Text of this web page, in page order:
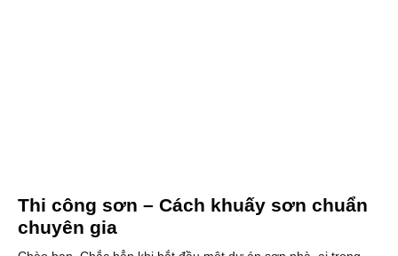
Thi công sơn – Cách khuấy sơn chuẩn
chuyên gia